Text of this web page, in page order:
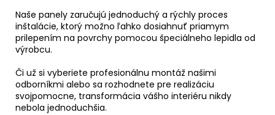
Naše panely zaručujú jednoduchý a rýchly proces
inštalácie, ktorý možno ľahko dosiahnuť priamym
prilepením na povrchy pomocou špeciálneho lepidla od
výrobcu.
Či už si vyberiete profesionálnu montáž našimi
odborníkmi alebo sa rozhodnete pre realizáciu
svojpomocne, transformácia vášho interiéru nikdy
nebola jednoduchšia.